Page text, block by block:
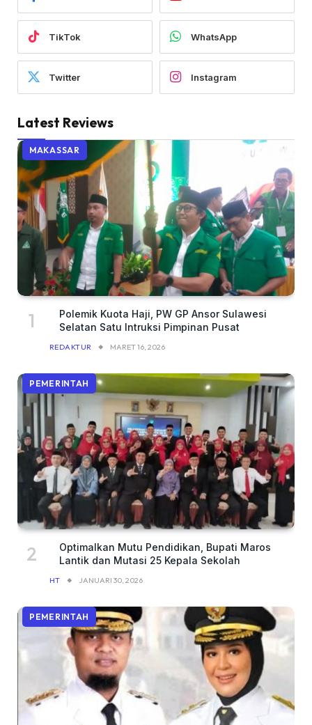
TikTok WhatsApp
Twitter Instagram
Latest Reviews
MAKASSAR
Polemik Kuota Haji, PW GP Ansor Sulawesi
Selatan Satu Intruksi Pimpinan Pusat
REDAKTUR MARET 16, 2026
PEMERINTAH
Optimalkan Mutu Pendidikan, Bupati Maros
Lantik dan Mutasi 25 Kepala Sekolah
HT JANUARI 30, 2026
PEMERINTAH